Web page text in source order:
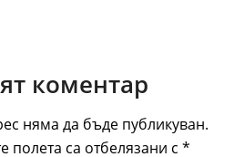
коментар
няма да бъде публикуван.
полета са отбелязани с *